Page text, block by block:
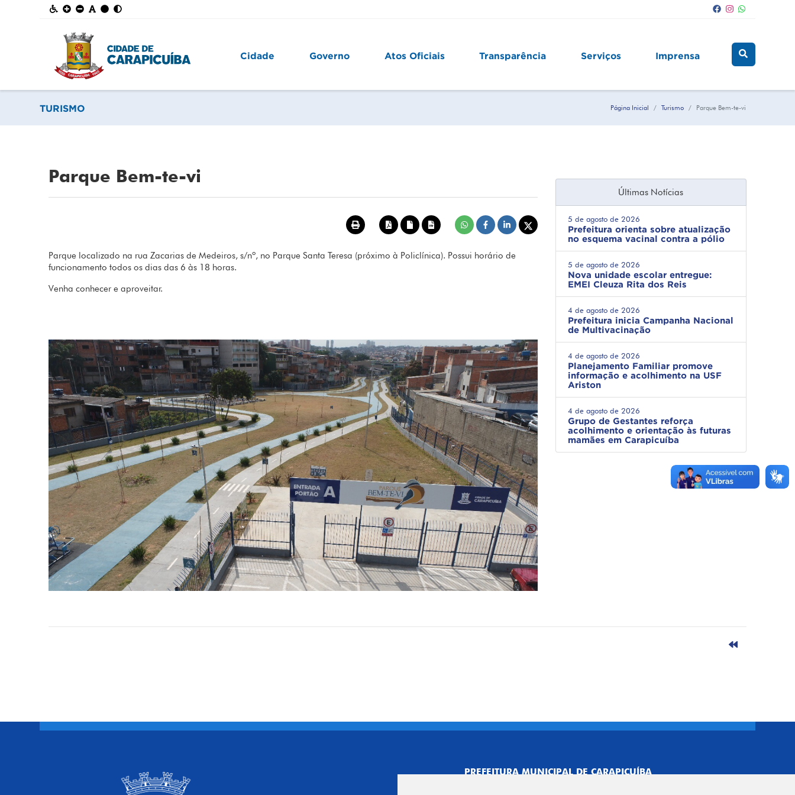
Cidade Governo Atos Oficiais Transparência Serviços Imprensa
TURISMO Página Inicial Turismo Parque Bem-te-vi
Parque Bem-te-vi
Parque localizado na rua Zacarias de Medeiros, s/nº, no Parque Santa Teresa (próximo à Policlínica). Possui horário de
funcionamento todos os dias das 6 às 18 horas.
Venha conhecer e aproveitar.
Últimas Notícias
5 de agosto de 2026
Prefeitura orienta sobre atualização
no esquema vacinal contra a pólio
5 de agosto de 2026
Nova unidade escolar entregue:
EMEI Cleuza Rita dos Reis
4 de agosto de 2026
Prefeitura inicia Campanha Nacional
de Multivacinação
4 de agosto de 2026
Planejamento Familiar promove
informação e acolhimento na USF
Ariston
4 de agosto de 2026
Grupo de Gestantes reforça
acolhimento e orientação às futuras
mamães em Carapicuíba
PREFEITURA MUNICIPAL DE CARAPICUÍBA